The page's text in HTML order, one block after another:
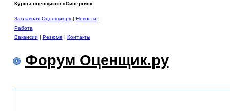
Курсы оценщиков «Синергия»
Заглавная Оценщик.ру| Новости |
Работа
Вакансии | Резюме | Контакты
Форум Оценщик.ру